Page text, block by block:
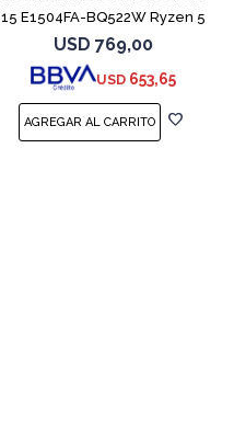
15 E1504FA-BQ522W Ryzen 5
7520U
USD 769,00
USD 653,65